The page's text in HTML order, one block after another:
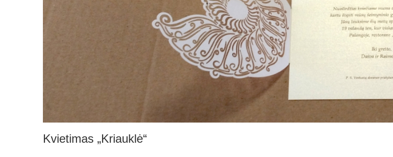
Kvietimas „Kriauklė“